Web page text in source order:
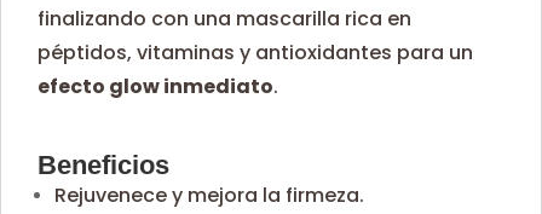
finalizando con una mascarilla rica en
péptidos, vitaminas y antioxidantes para un
efecto glow inmediato.
Beneficios
Rejuvenece y mejora la firmeza.